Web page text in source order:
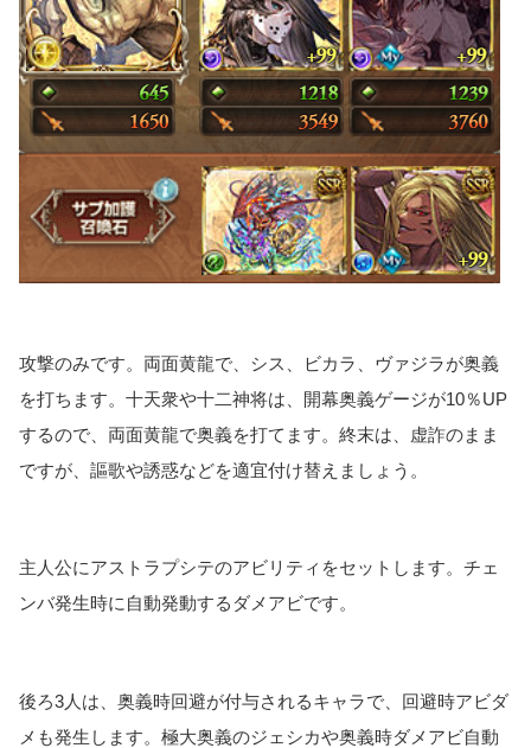
攻撃のみです。両面黄龍で、シス、ビカラ、ヴァジラが奥義
を打ちます。十天衆や十二神将は、開幕奥義ゲージが10％UP
するので、両面黄龍で奥義を打てます。終末は、虚詐のまま
ですが、謳歌や誘惑などを適宜付け替えましょう。
主人公にアストラプシテのアビリティをセットします。チェ
ンバ発生時に自動発動するダメアビです。
後ろ3人は、奥義時回避が付与されるキャラで、回避時アビダ
メも発生します。極大奥義のジェシカや奥義時ダメアビ自動